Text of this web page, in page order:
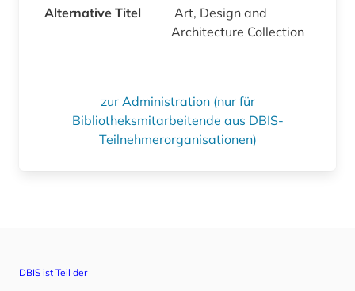
Alternative Titel
Art, Design and
Architecture Collection
zur Administration (nur für
Bibliotheksmitarbeitende aus DBIS-
Teilnehmerorganisationen)
DBIS ist Teil der